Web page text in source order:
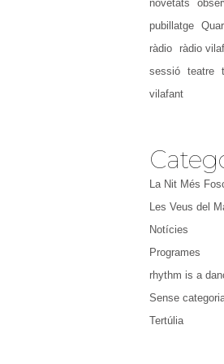
novetats
pubillatge
ràdio
ràdio
sessió
teatre
vilafant
La Nit Més
Les Veus del
Notícies
Programes
rhythm is a
Sense
Tertúlia